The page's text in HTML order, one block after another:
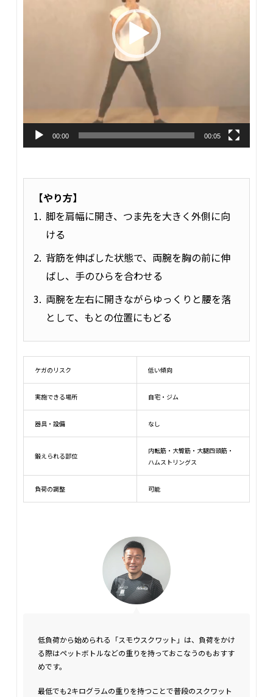
00:00 00:05
【やり方】
脚を肩幅に開き、つま先を大きく外側に向
ける
背筋を伸ばした状態で、両腕を胸の前に伸
ばし、手のひらを合わせる
両腕を左右に開きながらゆっくりと腰を落
として、もとの位置にもどる
ケガのリスク 低い傾向
実施できる場所 自宅・ジム
器具・設備 なし
鍛えられる部位
内転筋・大臀筋・大腿四頭筋・
ハムストリングス
負荷の調整 可能
低負荷から始められる「スモウスクワット」は、負荷をかけ
る際はペットボトルなどの重りを持っておこなうのもおすす
めです。
最低でも2キログラムの重りを持つことで普段のスクワット